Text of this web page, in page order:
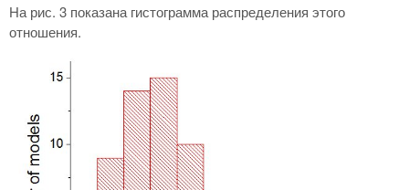
На рис. 3 показана гистограмма распределения этого
отношения.